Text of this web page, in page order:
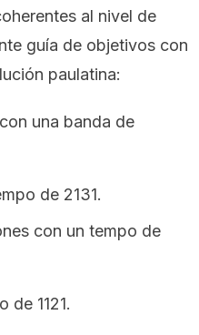
al nivel de
guía de objetivos con
paulatina:
una banda de
de 2131.
con un tempo de
de 1121.